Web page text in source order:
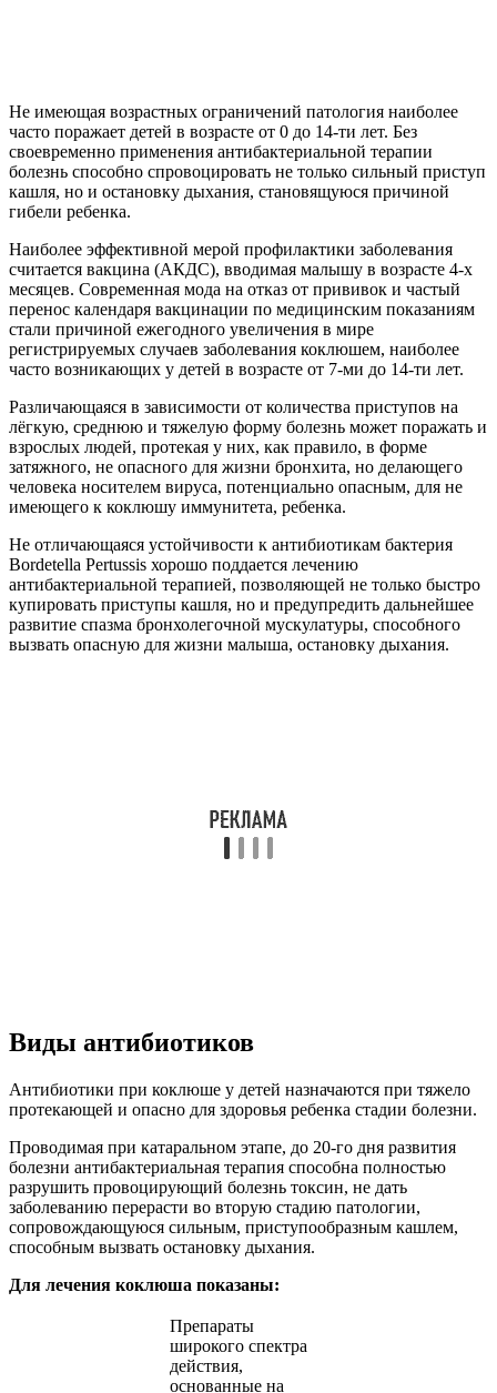
Не имеющая возрастных ограничений патология наиболее
часто поражает детей в возрасте от 0 до 14-ти лет. Без
своевременно применения антибактериальной терапии
болезнь способно спровоцировать не только сильный приступ
кашля, но и остановку дыхания, становящуюся причиной
гибели ребенка.
Наиболее эффективной мерой профилактики заболевания
считается вакцина (АКДС), вводимая малышу в возрасте 4-х
месяцев. Современная мода на отказ от прививок и частый
перенос календаря вакцинации по медицинским показаниям
стали причиной ежегодного увеличения в мире
регистрируемых случаев заболевания коклюшем, наиболее
часто возникающих у детей в возрасте от 7-ми до 14-ти лет.
Различающаяся в зависимости от количества приступов на
лёгкую, среднюю и тяжелую форму болезнь может поражать и
взрослых людей, протекая у них, как правило, в форме
затяжного, не опасного для жизни бронхита, но делающего
человека носителем вируса, потенциально опасным, для не
имеющего к коклюшу иммунитета, ребенка.
Не отличающаяся устойчивости к антибиотикам бактерия
Bordetella Pertussis хорошо поддается лечению
антибактериальной терапией, позволяющей не только быстро
купировать приступы кашля, но и предупредить дальнейшее
развитие спазма бронхолегочной мускулатуры, способного
вызвать опасную для жизни малыша, остановку дыхания.
Виды антибиотиков
Антибиотики при коклюше у детей назначаются при тяжело
протекающей и опасно для здоровья ребенка стадии болезни.
Проводимая при катаральном этапе, до 20-го дня развития
болезни антибактериальная терапия способна полностью
разрушить провоцирующий болезнь токсин, не дать
заболеванию перерасти во вторую стадию патологии,
сопровождающуюся сильным, приступообразным кашлем,
способным вызвать остановку дыхания.
Для лечения коклюша показаны:
Препараты
широкого спектра
действия,
основанные на